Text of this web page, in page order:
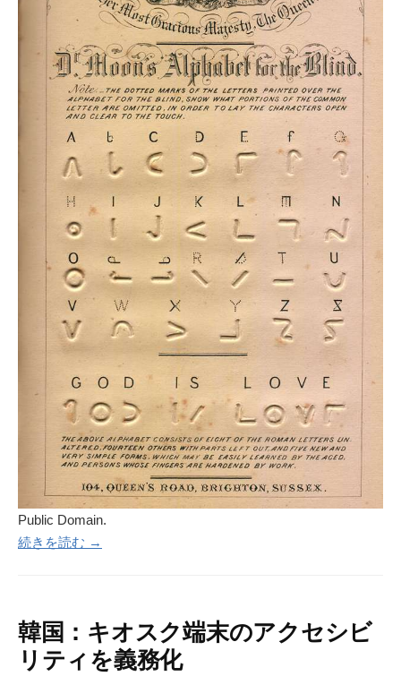
Public Domain.
続きを読む →
韓国：キオスク端末のアクセシビ
リティを義務化